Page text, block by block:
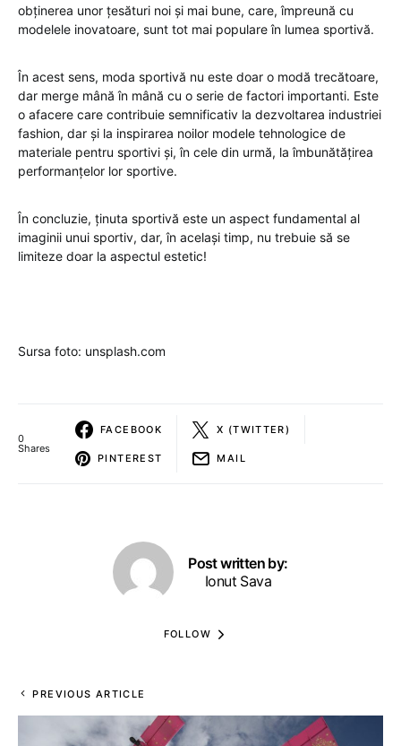
obținerea unor țesături noi și mai bune, care, împreună cu
modelele inovatoare, sunt tot mai populare în lumea sportivă.
În acest sens, moda sportivă nu este doar o modă trecătoare,
dar merge mână în mână cu o serie de factori importanti. Este
o afacere care contribuie semnificativ la dezvoltarea industriei
fashion, dar și la inspirarea noilor modele tehnologice de
materiale pentru sportivi și, în cele din urmă, la îmbunătățirea
performanțelor lor sportive.
În concluzie, ținuta sportivă este un aspect fundamental al
imaginii unui sportiv, dar, în același timp, nu trebuie să se
limiteze doar la aspectul estetic!
Sursa foto: unsplash.com
0
Shares
FACEBOOK X (TWITTER)
PINTEREST MAIL
Post written by:
Ionut Sava
FOLLOW
PREVIOUS ARTICLE